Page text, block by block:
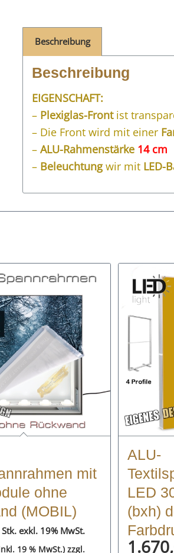
Beschreibung
Beschreibung
EIGENSCHAFT:
– Plexiglas-Frontist
– Die Front wird mit einer
–ALU-Rahmenstärke 14 cm
– Beleuchtungwir mit LED-
mit
ohne
(MOBIL)
exkl. 19% MwSt.
19 % MwSt.) zzgl.
ALU-
LED
(bxh)